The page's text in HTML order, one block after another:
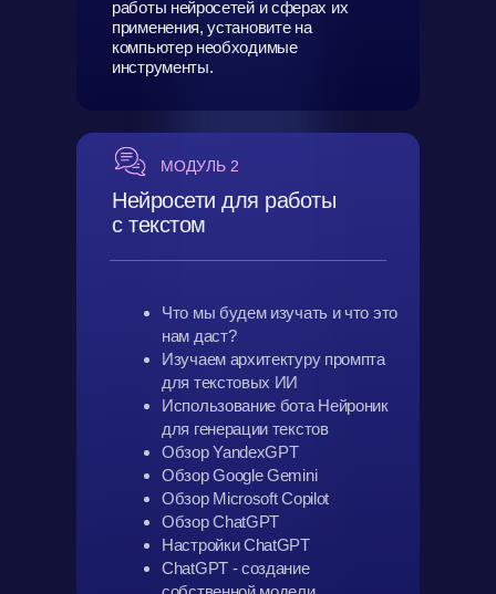
работы нейросетей и сферах их
применения, установите на
компьютер необходимые
инструменты.
МОДУЛЬ 2
Нейросети для работы
с текстом
Что мы будем изучать и что это
нам даст?
Изучаем архитектуру промпта
для текстовых ИИ
Использование бота Нейроник
для генерации текстов
Обзор YandexGPT
Обзор Google Gemini
Обзор Microsoft Copilot
Обзор ChatGPT
Настройки ChatGPT
ChatGPT - создание